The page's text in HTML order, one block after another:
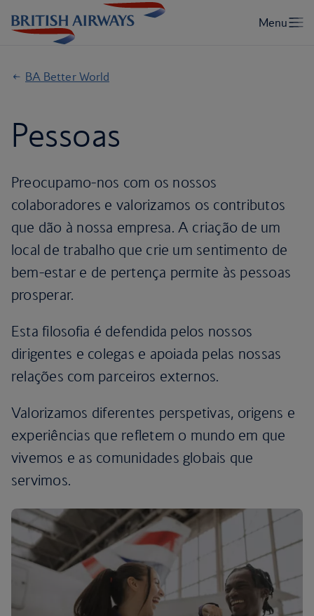
BA Better World
Pessoas
Preocupamo-nos com os nossos
colaboradores e valorizamos os contributos
que dão à nossa empresa. A criação de um
local de trabalho que crie um sentimento de
bem-estar e de pertença permite às pessoas
prosperar.
Esta filosofia é defendida pelos nossos
dirigentes e colegas e apoiada pelas nossas
relações com parceiros externos.
Valorizamos diferentes perspetivas, origens e
experiências que refletem o mundo em que
vivemos e as comunidades globais que
servimos.